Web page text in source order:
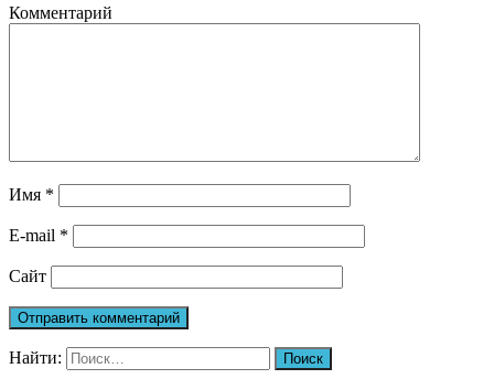
Комментарий
Имя *
E-mail *
Сайт
Найти: